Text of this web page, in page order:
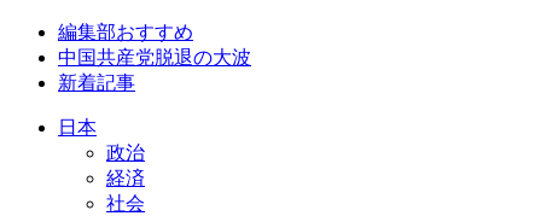
編集部おすすめ
中国共産党脱退の大波
新着記事
日本
政治
経済
社会